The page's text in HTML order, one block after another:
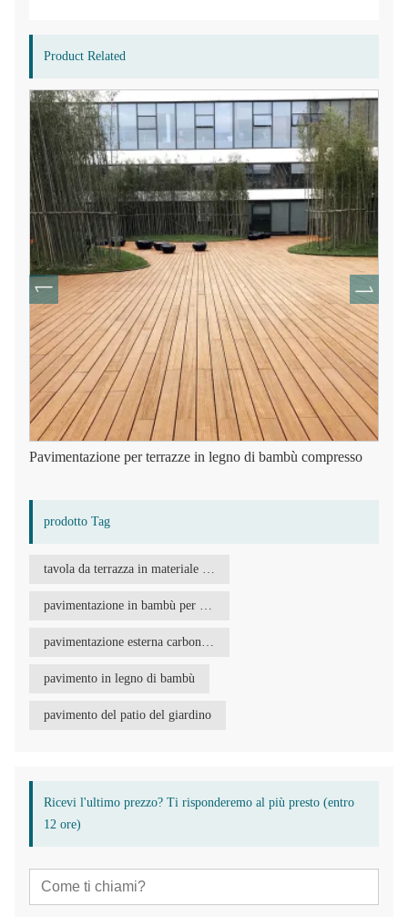
Product Related
Pavimentazione per terrazze in legno di bambù compresso
prodotto Tag
pavimento in legno di bambù
pavimento del patio del giardino
Ricevi l'ultimo prezzo? Ti risponderemo al più presto (entro
12 ore)